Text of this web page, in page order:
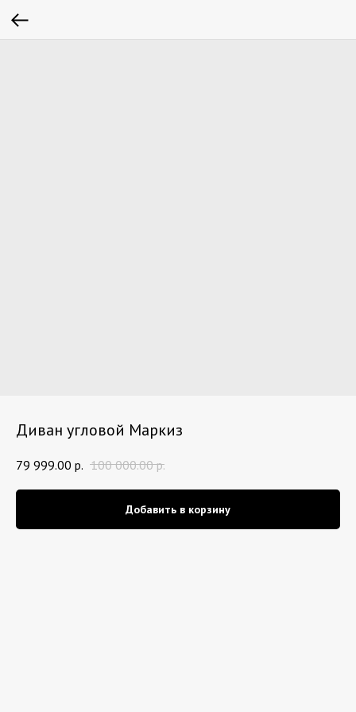
Диван угловой Маркиз
79 999.00 р. 100 000.00 р.
Добавить в корзину